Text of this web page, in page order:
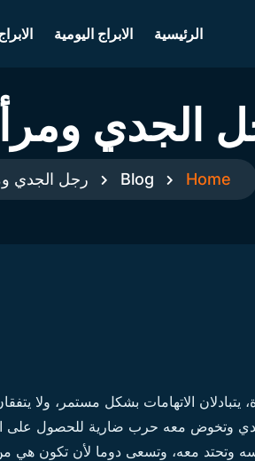
الرئيسية الابراج اليومية
الجدي
Home
Blog رجل الجدي
الاتهامات بشكل مستمر، ولا
وتخوض معه حرب ضارية للحصول على
وتحتد معه، وتسعى دوما لأن تكون هي من